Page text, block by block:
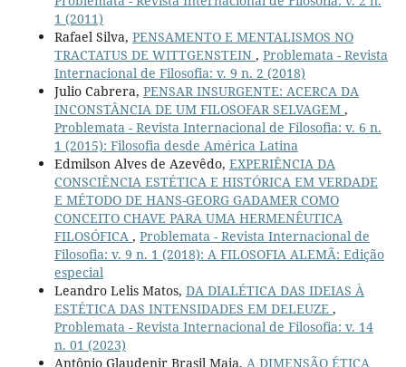
1 (2011)
Rafael Silva, PENSAMENTO E MENTALISMOS NO
TRACTATUS DE WITTGENSTEIN , Problemata - Revista
Internacional de Filosofia: v. 9 n. 2 (2018)
Julio Cabrera, PENSAR INSURGENTE: ACERCA DA
INCONSTÂNCIA DE UM FILOSOFAR SELVAGEM ,
Problemata - Revista Internacional de Filosofia: v. 6 n.
1 (2015): Filosofia desde América Latina
Edmilson Alves de Azevêdo, EXPERIÊNCIA DA
CONSCIÊNCIA ESTÉTICA E HISTÓRICA EM VERDADE
E MÉTODO DE HANS-GEORG GADAMER COMO
CONCEITO CHAVE PARA UMA HERMENÊUTICA
FILOSÓFICA , Problemata - Revista Internacional de
Filosofia: v. 9 n. 1 (2018): A FILOSOFIA ALEMÃ: Edição
especial
Leandro Lelis Matos, DA DIALÉTICA DAS IDEIAS À
ESTÉTICA DAS INTENSIDADES EM DELEUZE ,
Problemata - Revista Internacional de Filosofia: v. 14
n. 01 (2023)
Antônio Glaudenir Brasil Maia, A DIMENSÃO ÉTICA